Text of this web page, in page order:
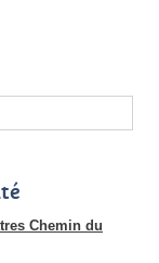
Chemin du